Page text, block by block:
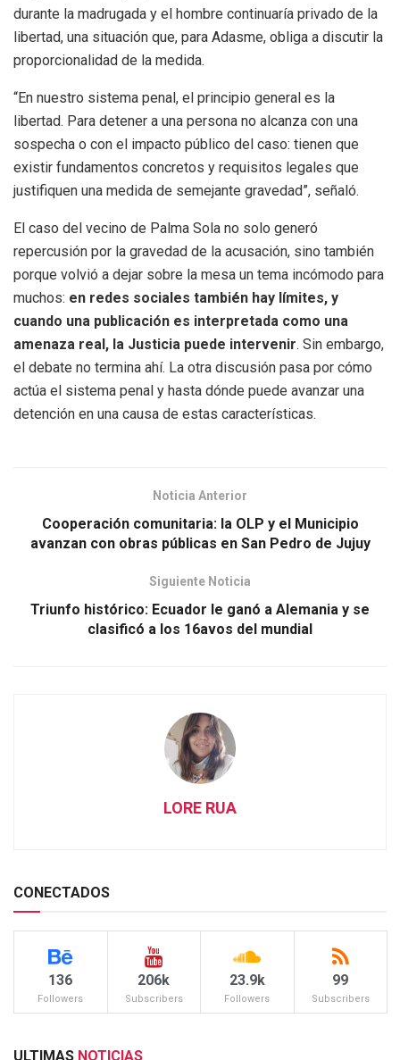
durante la madrugada y el hombre continuaría privado de la
libertad, una situación que, para Adasme, obliga a discutir la
proporcionalidad de la medida.
“En nuestro sistema penal, el principio general es la
libertad. Para detener a una persona no alcanza con una
sospecha o con el impacto público del caso: tienen que
existir fundamentos concretos y requisitos legales que
justifiquen una medida de semejante gravedad”, señaló.
El caso del vecino de Palma Sola no solo generó
repercusión por la gravedad de la acusación, sino también
porque volvió a dejar sobre la mesa un tema incómodo para
muchos: en redes sociales también hay límites, y
cuando una publicación es interpretada como una
amenaza real, la Justicia puede intervenir. Sin embargo,
el debate no termina ahí. La otra discusión pasa por cómo
actúa el sistema penal y hasta dónde puede avanzar una
detención en una causa de estas características.
Noticia Anterior
Cooperación comunitaria: la OLP y el Municipio
avanzan con obras públicas en San Pedro de Jujuy
Siguiente Noticia
Triunfo histórico: Ecuador le ganó a Alemania y se
clasificó a los 16avos del mundial
LORE RUA
CONECTADOS
136
Followers
206k
Subscribers
23.9k
Followers
99
Subscribers
ULTIMAS NOTICIAS